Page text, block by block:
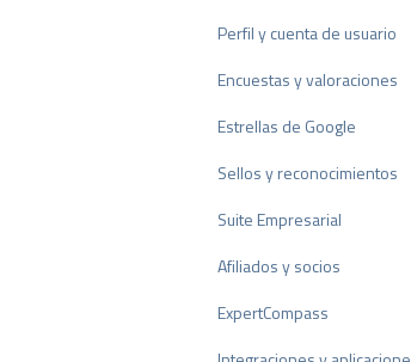
Protección de datos
Paquetes y precios
API
Perfil y cuenta de usuario
Configuración del perfil
Cuenta de usuario
Facturación
Encuestas y valoraciones
Reseñas
Encuestas
Otras fuentes
Compartir Reseñas
Reseñas negativas
Estrellas de Google
Rich Snippet
Sellos y reconocimientos
Sello PRO
Sello de valoración
Premios
Suite Empresarial
Afiliados y socios
Programa de partners
ExpertCompass